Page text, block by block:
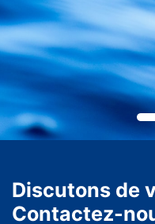
Discutons de
Contactez-